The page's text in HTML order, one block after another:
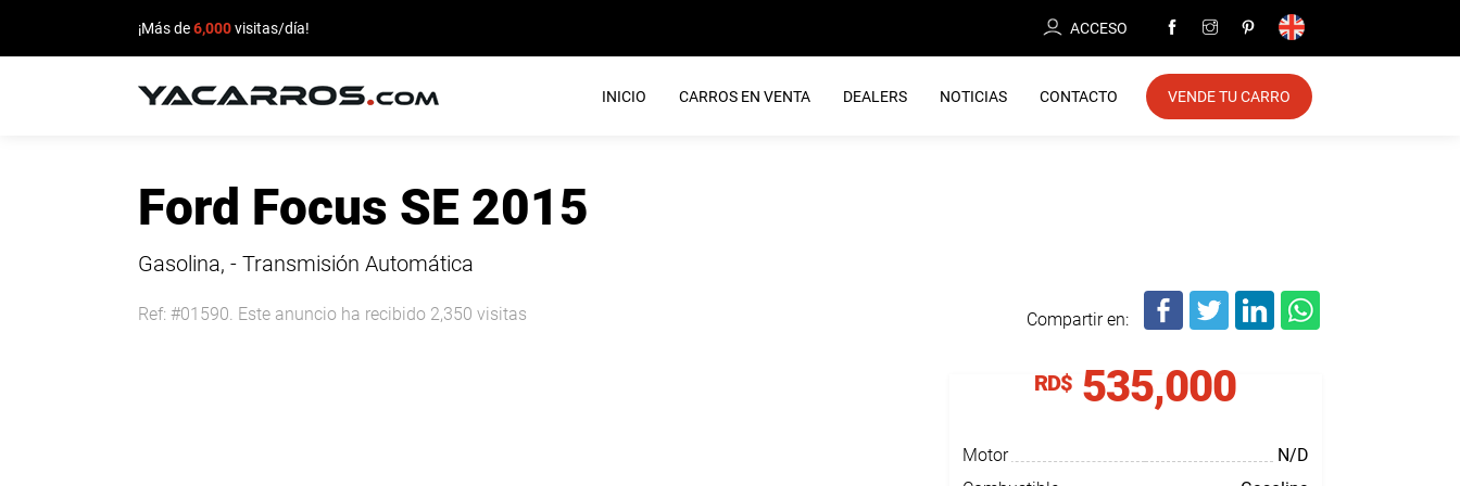
¡Más de6,000visitas/día! ACCESO
INICIO CARROS EN VENTA DEALERS NOTICIAS CONTACTO VENDE TU CARRO
Ford Focus SE 2015
Gasolina, - Transmisión Automática
Ref: #01590. Este anuncio ha recibido 2,350 visitas Compartir en:
RD$ 535,000
Motor
N/D